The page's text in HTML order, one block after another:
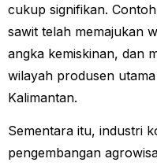
cukup signifikan.
sawit telah memajukan
angka kemiskinan, dan
wilayah produsen
Kalimantan.
Sementara itu, industri
pengembangan